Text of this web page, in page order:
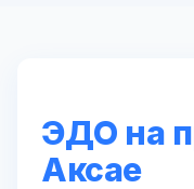
ЭДО на
Аксае